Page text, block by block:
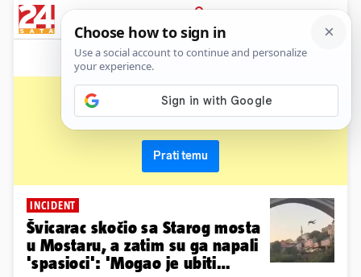
PRIJAVA
News
skok
Prati temu
INCIDENT
Švicarac skočio sa Starog mosta
u Mostaru, a zatim su ga napali
'spasioci': 'Mogao je ubiti